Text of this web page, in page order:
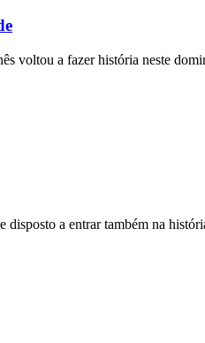
voltou a fazer história neste
a entrar também na